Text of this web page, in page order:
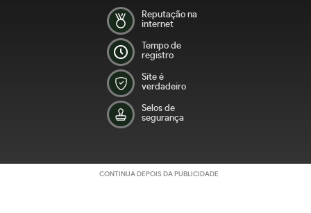
Reputação na
internet
Tempo de
registro
Site é
verdadeiro
Selos de
segurança
CONTINUA DEPOIS DA PUBLICIDADE